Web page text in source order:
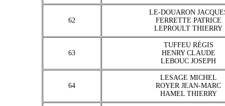
62
LE-DOUARON
FERRETTE PATRICE
LEPROULT THIERRY
63
TUFFEU RÉGIS
HENRY CLAUDE
LEBOUC JOSEPH
64
LESAGE MICHEL
ROYER JEAN-MARC
HAMEL THIERRY